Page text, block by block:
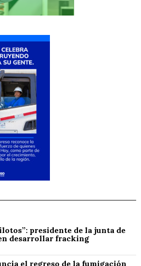
presidente de la junta de
desarrollar fracking
el regreso de la fumigación